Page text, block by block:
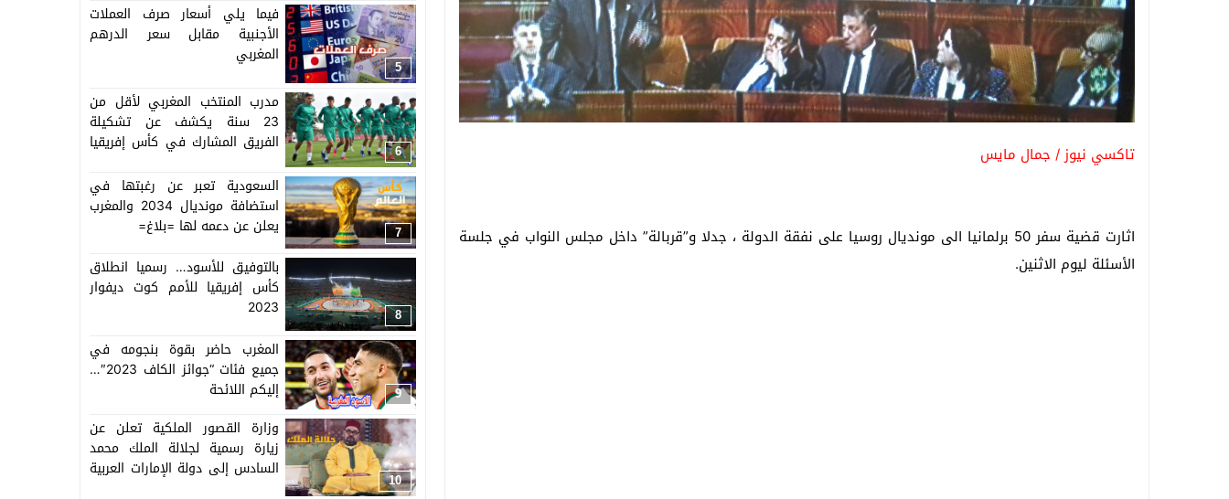
تاكسي نيوز / جمال مايس
اثارت قضية سفر 50 برلمانيا الى مونديال روسيا على نفقة الدولة ، جدلا و”قربالة” داخل مجلس النواب في جلسة
الأسئلة ليوم الاثنين.
5
فيما يلي أسعار صرف العملات
الأجنبية مقابل سعر الدرهم
المغربي
6
مدرب المنتخب المغربي لأقل من
23 سنة يكشف عن تشكيلة
الفريق المشارك في كأس إفريقيا
7
السعودية تعبر عن رغبتها في
استضافة مونديال 2034 والمغرب
يعلن عن دعمه لها =بلاغ=
8
بالتوفيق للأسود… رسميا انطلاق
كأس إفريقيا للأمم كوت ديفوار
2023
9
المغرب حاضر بقوة بنجومه في
جميع فئات “جوائز الكاف 2023″…
إليكم اللائحة
10
وزارة القصور الملكية تعلن عن
زيارة رسمية لجلالة الملك محمد
السادس إلى دولة الإمارات العربية